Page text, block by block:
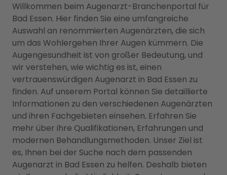
Willkommen beim Augenarzt-Branchenportal für
Bad Essen. Hier finden Sie eine umfangreiche
Auswahl an renommierten Augenärzten, die sich
um das Wohlergehen Ihrer Augen kümmern. Die
Augengesundheit ist von großer Bedeutung, und
wir verstehen, wie wichtig es ist, einen
vertrauenswürdigen Augenarzt in Bad Essen zu
finden. Auf unserem Portal können Sie detaillierte
Informationen zu den verschiedenen Augenärzten
und ihren Fachgebieten einsehen. Erfahren Sie
mehr über ihre Qualifikationen, Erfahrungen und
modernen Behandlungsmethoden. Unser Ziel ist
es, Ihnen bei der Suche nach dem passenden
Augenarzt in Bad Essen zu helfen. Deshalb bieten